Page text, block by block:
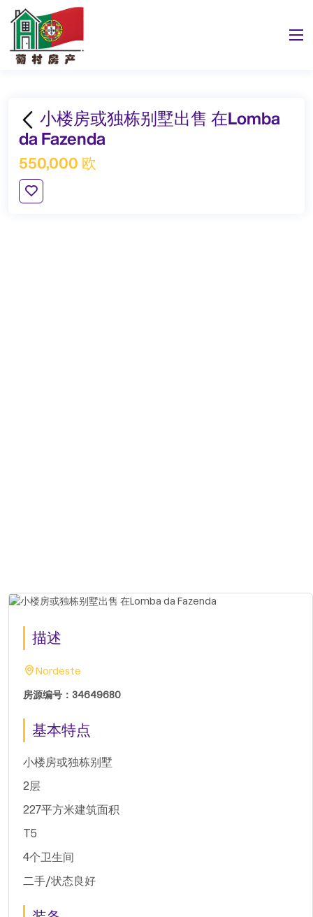
小楼房或独栋别墅出售 在Lomba
da Fazenda
550,000 欧
描述
Nordeste
房源编号：34649680
基本特点
小楼房或独栋别墅
2层
227平方米建筑面积
T5
4个卫生间
二手/状态良好